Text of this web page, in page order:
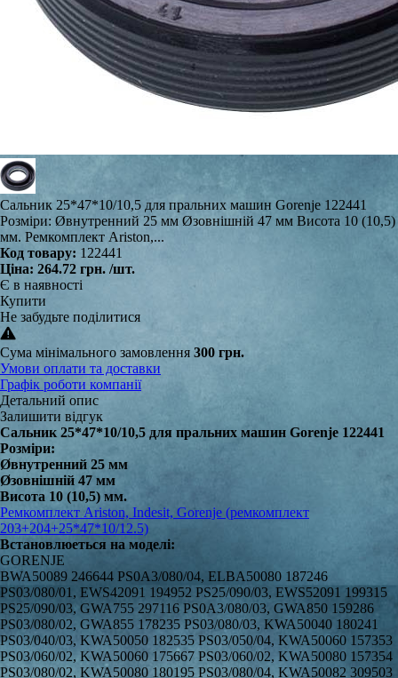
Сальник 25*47*10/10,5 для пральних машин Gorenje 122441
Розміри: Øвнутренний 25 мм Øзовнішній 47 мм Висота 10 (10,5)
мм. Ремкомплект Ariston,...
Код товару: 122441
Ціна: 264.72 грн. /шт.
Є в наявності
Купити
Не забудьте поділитися
Сума мінімального замовлення 300 грн.
Умови оплати та доставки
Графік роботи компанії
Детальний опис
Залишити відгук
Сальник 25*47*10/10,5 для пральних машин Gorenje 122441
Розміри:
Øвнутренний 25 мм
Øзовнішній 47 мм
Висота 10 (10,5) мм.
Ремкомплект Ariston, Indesit, Gorenje (ремкомплект
203+204+25*47*10/12.5)
Встановлюеться на моделі:
GORENJE
BWA50089 246644 PS0A3/080/04, ELBA50080 187246
PS03/080/01, EWS42091 194952 PS25/090/03, EWS52091 199315
PS25/090/03, GWA755 297116 PS0A3/080/03, GWA850 159286
PS03/080/02, GWA855 178235 PS03/080/03, KWA50040 180241
PS03/040/03, KWA50050 182535 PS03/050/04, KWA50060 157353
PS03/060/02, KWA50060 175667 PS03/060/02, KWA50080 157354
PS03/080/02, KWA50080 180195 PS03/080/04, KWA50082 309503